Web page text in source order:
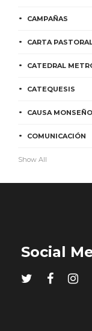
CAMPAÑAS
CARTA
CATEDRAL
CATEQUESIS
CAUSA
COMUNICACIÓN
Show All
Social